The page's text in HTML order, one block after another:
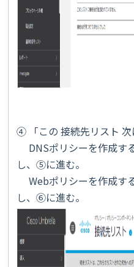
④ 「この 接続先リスト
DNSポリシーを作成す
し、⑤に進む。
Webポリシーを作成す
し、⑥に進む。